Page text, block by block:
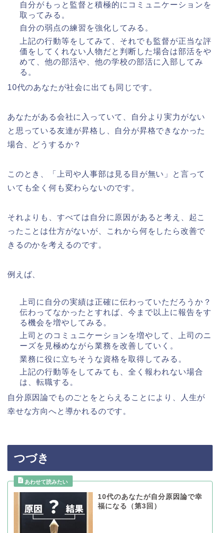
自分がもっと監督と積極的にコミュニケーションを
取ってみる。
自分の弱点の練習を強化してみる。
上記の行動等をしてみて、それでも監督が正当な評
価をしてくれない人物だと判断した場合は部活をや
めて、他の部活や、他の学校の部活に入部してみ
る。
10代のあなたが社会に出ても同じです。
あなたがある会社に入っていて、自分より実力がない
と思っている友達が昇格し、自分が昇格できなかった
場合、どうするか？
このとき、「上司や人事部は見る目が無い」と言って
いても全く何も変わらないのです。
それよりも、すべては自分に原因があると考え、起こ
ったことは仕方がないが、これから何をしたら改善で
きるのかを考えるのです。
例えば、
上司に自分の実績は正確に伝わっていただろうか？
伝わってなかったとすれば、今まで以上に報告をす
る機会を増やしてみる。
上司とのコミュニケーションを増やして、上司のニ
ーズを見極めながら業務を改善していく。
業務に役に立ちそうな資格を取得してみる。
上記の行動等をしてみても、全く報われない場合
は、転職する。
自分原因論でものごとをとらえることにより、人生が
幸せな方向へと導かれるのです。
つづき
10代のあなたが自分原因論で幸
福になる（第3回）